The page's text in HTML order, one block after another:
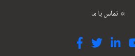
تماس با ما ☼